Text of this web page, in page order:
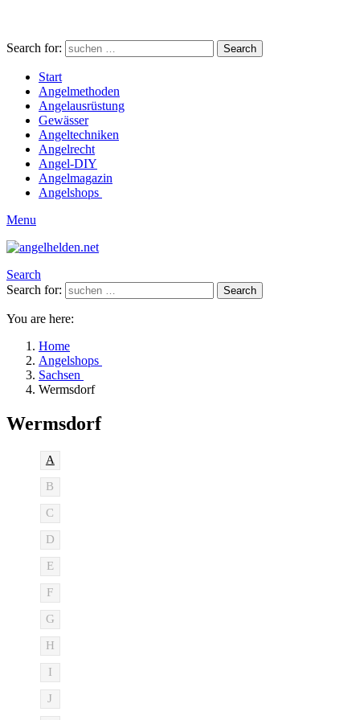
Search for: Search
Start
Angelmethoden
Angelausrüstung
Gewässer
Angeltechniken
Angelrecht
Angel-DIY
Angelmagazin
Angelshops
Menu
Search
Search for:
Search
You are here:
Home
Angelshops
Sachsen
Wermsdorf
Wermsdorf
A
B
C
D
E
F
G
H
I
J